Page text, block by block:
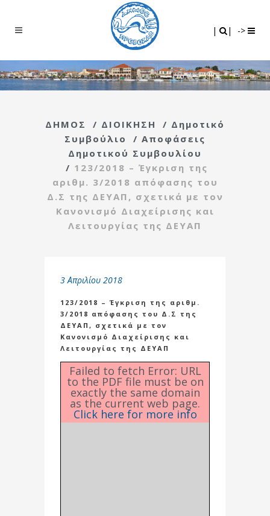
| | ->
ΔΗΜΟΣ / ΔΙΟΙΚΗΣΗ / Δημοτικό
Συμβούλιο
/ Αποφάσεις
Δημοτικού Συμβουλίου
/ 123/2018 – Έγκριση της
αριθμ. 3/2018 απόφασης του
Δ.Σ της ΔΕΥΑΠ, σχετικά με τον
Κανονισμό Διαχείρισης και
Λειτουργίας της ΔΕΥΑΠ
3 Απριλίου 2018
123/2018 – Έγκριση της αριθμ.
3/2018 απόφασης του Δ.Σ της
ΔΕΥΑΠ, σχετικά με τον
Κανονισμό Διαχείρισης και
Λειτουργίας της ΔΕΥΑΠ
Failed to fetch Error: URL
to the PDF file must be on
exactly the same domain
as the current web page.
Click here for more info